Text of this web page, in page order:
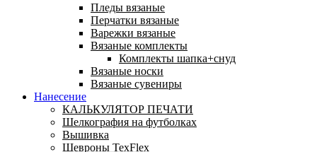
Пледы вязаные
Перчатки вязаные
Варежки вязаные
Вязаные комплекты
Комплекты шапка+снуд
Вязаные носки
Вязаные сувениры
Нанесение
КАЛЬКУЛЯТОР ПЕЧАТИ
Шелкография на футболках
Вышивка
Шевроны TexFlex